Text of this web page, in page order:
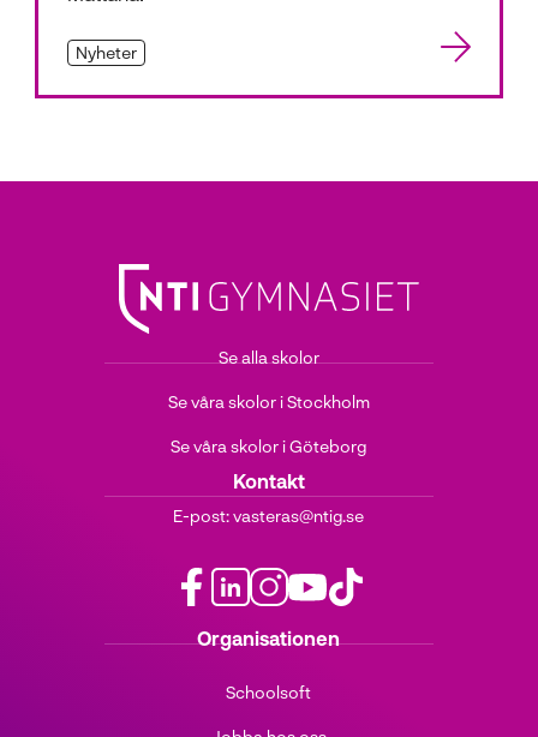
Nyheter
Se alla skolor
Se våra skolor i Stockholm
Se våra skolor i Göteborg
Kontakt
E-post:vasteras@ntig.se
a
i
k
n
t
o
t
i
Organisationen
Schoolsoft